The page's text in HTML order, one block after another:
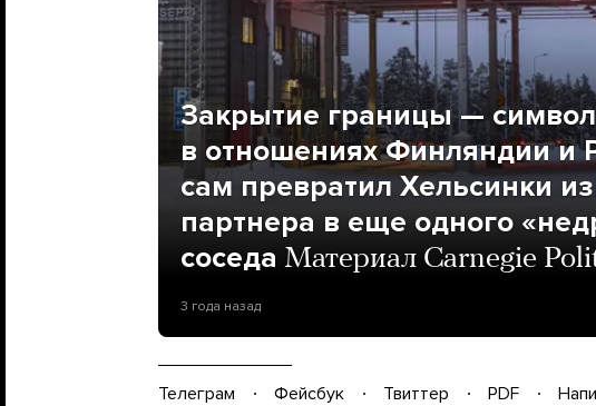
Закрытие границы —
в отношениях Финляндии и
сам превратил Хельсинки
партнера в еще одного
соседа Материал Carnegie
3 года назад
Телеграм Фейсбук Твиттер PDF